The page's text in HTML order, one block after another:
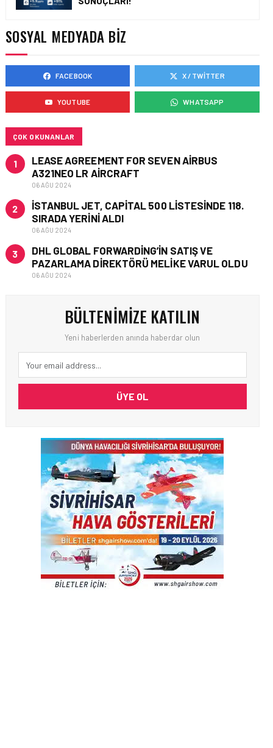
TÜRKIYE’YI ETKISI ALTINA
HAVAYOLU
SEFERLERINDE İPTALLER
GÜNCEL HABERLER • 16 ARA 2023
INSTAGRAM’DA VIRAL
OLAN TÜRK PILOTUN
HEYECAN VERICI VIDEOSU
SOSYAL MEDYADA BIZ
FACEBOOK X / TWITTER
YOUTUBE WHATSAPP
ÇOK OKUNANLAR
1
LEASE AGREEMENT FOR SEVEN AIRBUS
A321NEO LR AIRCRAFT
06 AĞU 2024
2
İSTANBUL JET, CAPITAL 500 LISTESINDE 118.
SIRADA YERINI ALDI
06 AĞU 2024
3
DHL GLOBAL FORWARDING’IN SATIŞ VE
PAZARLAMA DIREKTÖRÜ MELIKE VARUL OLDU
06 AĞU 2024
BÜLTENIMIZE KATILIN
Yeni haberlerden anında haberdar olun
ÜYE OL